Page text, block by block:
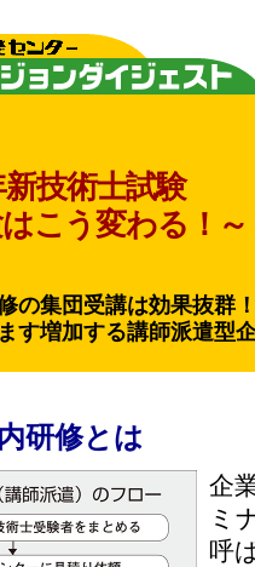
新技術士試験
こう変わる！～
の集団受講は効果抜群
する講師派遣型企業
研修とは
企
ミ
呼